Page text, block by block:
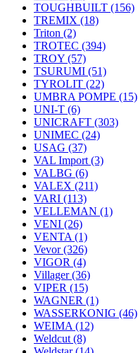
TOUGHBUILT (156)
TREMIX (18)
Triton (2)
TROTEC (394)
TROY (57)
TSURUMI (51)
TYROLIT (22)
UMBRA POMPE (15)
UNI-T (6)
UNICRAFT (303)
UNIMEC (24)
USAG (37)
VAL Import (3)
VALBG (6)
VALEX (211)
VARI (113)
VELLEMAN (1)
VENI (26)
VENTA (1)
Vevor(326)
VIGOR (4)
Villager(36)
VIPER (15)
WAGNER (1)
WASSERKONIG (46)
WEIMA (12)
Weldcut (8)